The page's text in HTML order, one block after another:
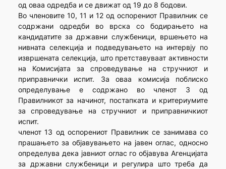
од оваа одредба и се движат од 19 до 8 бодови.
Во членовите 10, 11 и 12 од оспорениот Правилник се
содржани одредби во врска со бодирањето на
кандидатите за државни службеници, вршењето на
нивната селекција и подведувањето на интервју по
извршената селекција, што претставуваат активности
на Комисијата за спроведување на стручниот и
приправнички испит. За оваа комисија поблиско
определување е содржано во членот 3 од
Правилникот за начинот, постапката и критериумите
за спроведување на стручниот и приправничкиот
испит.
членот 13 од оспорениот Правилник се занимава со
прашањето за објавувањето на јавен оглас, односно
определува дека јавниот оглас го објавува Агенцијата
за државни службеници и регулира што треба да